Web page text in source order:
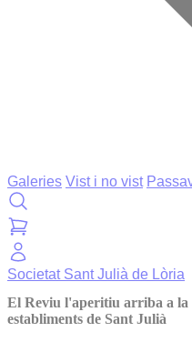
Galeries Vist i no vist
Societat Sant Julià de Lòria
El Reviu l'aperitiu arriba a la
establiments de Sant Julià